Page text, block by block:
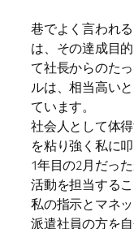
巷でよく言われ
は、その達成目
て社長からのた
ルは、相当高い
ています。
社会人として体
を粘り強く私に
1年目の2月だっ
活動を担当する
私の指示とマネ
派遣社員の方を